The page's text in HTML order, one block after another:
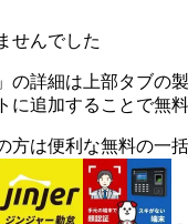
せんでした
」の詳細は上部タブの
に追加することで無
方は便利な無料の一